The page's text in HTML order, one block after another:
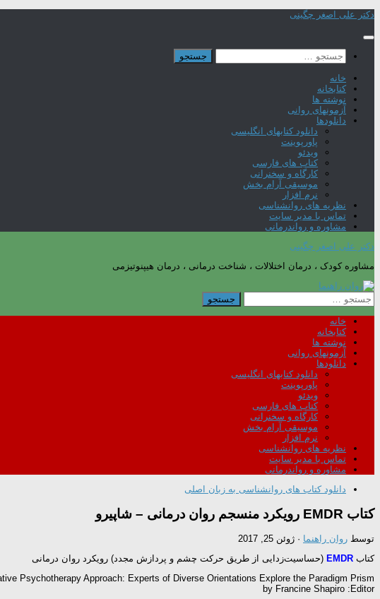
Skip
content
دکتر علی اصغر چگینی
جستجو
برای:
خانه
کتابخانه
نوشته ها
آزمونهای روانی
دانلودها
دانلود کتابهای انگلیسی
پاورپوینت
ویدئو
کتاب های فارسی
کارگاه و سخنرانی
موسیقی آرام بخش
نرم افزار
نظریه های روانشناسی
تماس با مدیر سایت
مشاوره و رواندرمانی
دکتر علی اصغر چگینی
مشاوره کودک ، درمان اختلالات ، شناخت درمانی ، درمان هیپنوتیزمی
جستجو
برای:
خانه
کتابخانه
نوشته ها
آزمونهای روانی
دانلودها
دانلود کتابهای انگلیسی
پاورپوینت
ویدئو
کتاب های فارسی
کارگاه و سخنرانی
موسیقی آرام بخش
نرم افزار
نظریه های روانشناسی
تماس با مدیر سایت
مشاوره و رواندرمانی
دانلود کتاب های روانشناسی به زبان اصلی
کتاب EMDR رویکرد منسجم روان درمانی – شاپیرو
توسط روان راهنما · ژوئن 25, 2017
کتاب EMDR (حساسیت‌زدایی از طریق حرکت چشم و پردازش مجدد) رویکرد روان درمانی
Psychotherapy Approach: Experts of Diverse Orientations Explore the Paradigm Prism
by Francine Shapiro :Editor